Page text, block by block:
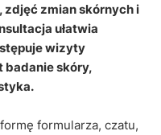
zdjęć zmian skórnych i
ułatwia
wizyty
badanie skóry,
formularza, czatu,